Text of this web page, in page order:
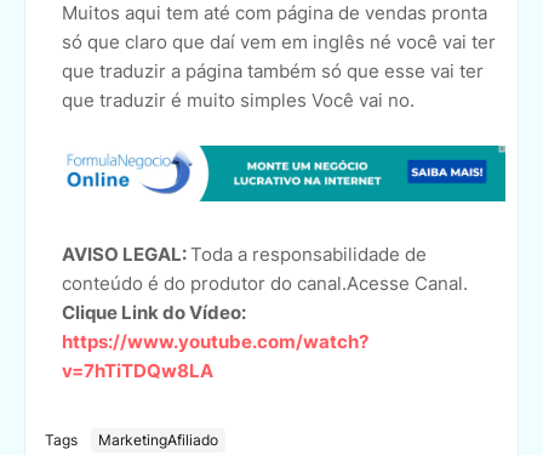
Muitos aqui tem até com página de vendas pronta
só que claro que daí vem em inglês né você vai ter
que traduzir a página também só que esse vai ter
que traduzir é muito simples Você vai no.
AVISO LEGAL:Toda a responsabilidade de
conteúdo é do produtor do canal.Acesse Canal.
Clique Link do Vídeo:
https://www.youtube.com/watch?
v=7hTiTDQw8LA
Tags MarketingAfiliado